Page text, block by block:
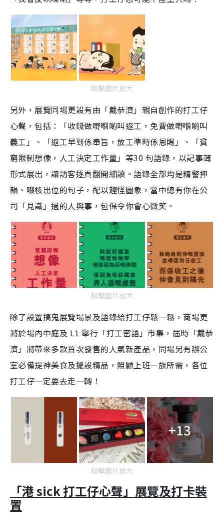
點擊圖片放大
另外，展覽同場更設有由「戴恭濟」親自創作的打工仔
心聲，包括：「收錢做嘢嗰啲叫返工，免費做嘢嗰啲叫
義工」、「返工早到係奉旨，放工準時係恩賜」、「貧
窮限制想像，人工決定工作量」等30 句語錄，以記事簿
形式展出，讓訪客逐頁翻開細讀。語錄全部均是精警押
韻、啜核出位的句子，配以趣怪圖象，當中總有你在公
司「見識」過的人與事，包保令你會心微笑。
點擊圖片放大
除了設置搞鬼展覽場景及語錄給打工仔鬆一鬆，商場更
將於場內中庭及 L1 舉行「打工密語」市集，屆時「戴恭
濟」將帶來多款首次發售的人氣新產品，同場另有辦公
室必備提神美食及擺設精品，照顧上班一族所需，各位
打工仔一定要去走一轉！
+13
點擊圖片放大
「港 sick 打工仔心聲」展覽及打卡裝
置